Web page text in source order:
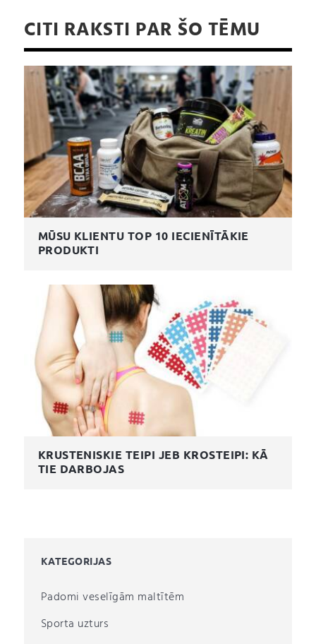
CITI RAKSTI PAR ŠO TĒMU
MŪSU KLIENTU TOP 10 IECIENĪTĀKIE
PRODUKTI
KRUSTENISKIE TEIPI JEB KROSTEIPI: KĀ
TIE DARBOJAS
KATEGORIJAS
Padomi veselīgām maltītēm
Sporta uzturs